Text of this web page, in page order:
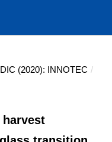
(2020): INNOTEC /